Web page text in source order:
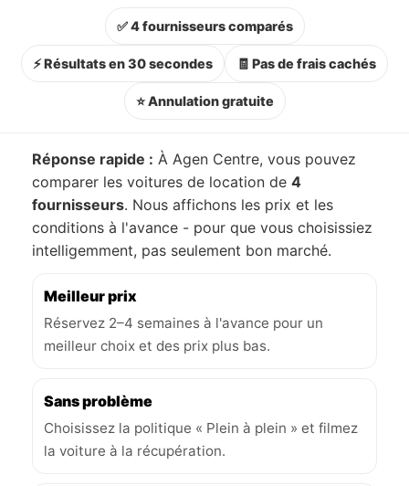
✅ 4 fournisseurs comparés
⚡ Résultats en 30 secondes 🧾 Pas de frais cachés
⭐ Annulation gratuite
Réponse rapide : À Agen Centre, vous pouvez
comparer les voitures de location de 4
fournisseurs. Nous affichons les prix et les
conditions à l'avance - pour que vous choisissiez
intelligemment, pas seulement bon marché.
Meilleur prix
Réservez 2–4 semaines à l'avance pour un
meilleur choix et des prix plus bas.
Sans problème
Choisissez la politique « Plein à plein » et filmez
la voiture à la récupération.